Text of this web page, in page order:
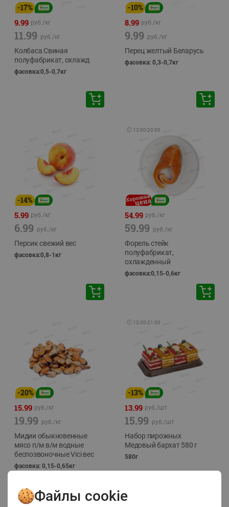
-17%
9.99 руб./кг
11.99 руб./кг
Колбаса Свиная
полуфабрикат, охлажд
фасовка:0,5-0,7кг
-10%
8.99 руб./кг
9.99 руб./кг
Перец желтый Беларусь
фасовка: 0,3-0,7кг
-14%
5.99 руб./кг
6.99 руб./кг
Персик свежий вес
фасовка:0,8-1кг
🕘 12:00-20:00
54.99 руб./кг
59.99 руб./кг
Форель стейк
полуфабрикат,
охлажденный
фасовка:0,15-0,6кг
-20%
15.99 руб./кг
19.99 руб./кг
Мидии обыкновенные
мясо п/м в/м водные
беспозвоночные Vici вес
фасовка: 0,15-0,65кг
🕘 12:00-21:00
-13%
13.99 руб./шт
15.99 руб./шт
Набор пирожных
Медовый бархат 580 г
580г
Файлы cookie